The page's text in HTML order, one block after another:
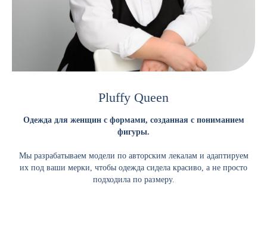
Pluffy Queen
Одежда для женщин с формами, созданная с пониманием
фигуры.
Мы разрабатываем модели по авторским лекалам и адаптируем
их под ваши мерки, чтобы одежда сидела красиво, а не просто
подходила по размеру.